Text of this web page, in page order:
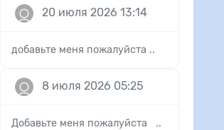
20 июля 2026 13:14
добавьте меня пожалуйста ..
8 июля 2026 05:25
Добавьте меня пожалуйста ..